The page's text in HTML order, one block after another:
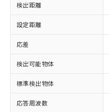
検出距離
設定距離
応差
検出可能物体
標準検出物体
応答周波数